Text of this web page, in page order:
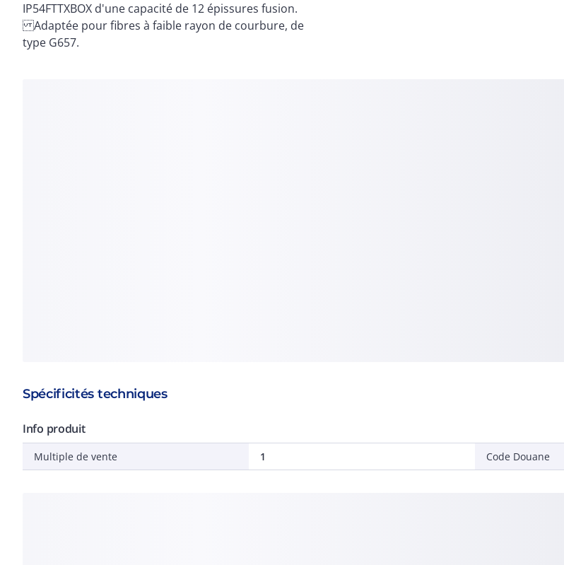
IP54FTTXBOX d'une capacité de 12 épissures fusion.
Adaptée pour fibres à faible rayon de courbure, de
type G657.
Spécificités techniques
Info produit
Multiple de vente 1 Code Douane